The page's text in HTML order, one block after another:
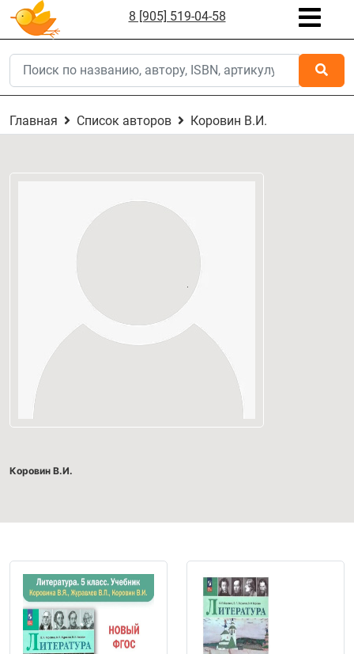
8 [905] 519-04-58
Главная Список авторов Коровин В.И.
Коровин В.И.